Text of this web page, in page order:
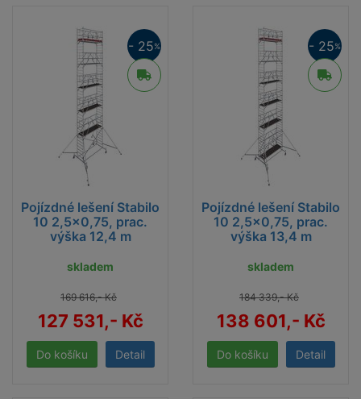
Pojízdné lešení Stabilo
10 2,5x0,75, prac.
výška 12,4 m
skladem
169 616,- Kč
127 531,- Kč
Detail
- 25%
Pojízdné lešení Stabilo
10 2,5x0,75, prac.
výška 13,4 m
skladem
184 339,- Kč
138 601,- Kč
Detail
- 25%